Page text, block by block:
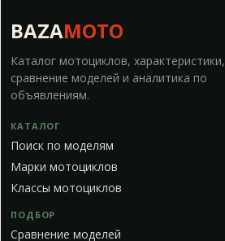
BAZAMOTO
Каталог мотоциклов, характеристики,
сравнение моделей и аналитика по
объявлениям.
КАТАЛОГ
Поиск по моделям
Марки мотоциклов
Классы мотоциклов
ПОДБОР
Сравнение моделей